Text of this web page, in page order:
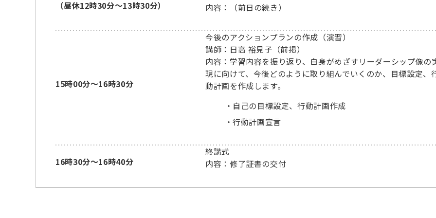
（昼休12時30分～13時30分）
内容：（前日の続き）
15時00分～16時30分
今後のアクションプランの作成（演習）
講師：日高 裕見子（前掲）
内容：学習内容を振り返り、自身がめざすリーダーシップ像の
現に向けて、今後どのように取り組んでいくのか、目標設定、
動計画を作成します。
自己の目標設定、行動計画作成
行動計画宣言
16時30分～16時40分
終講式
内容：修了証書の交付